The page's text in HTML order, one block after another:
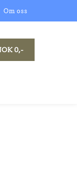
Om oss
0,-